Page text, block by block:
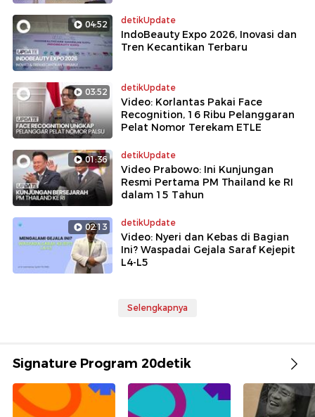
04:52 detikUpdate
IndoBeauty Expo 2026, Inovasi dan
Tren Kecantikan Terbaru
03:52 detikUpdate
Video: Korlantas Pakai Face
Recognition, 16 Ribu Pelanggaran
Pelat Nomor Terekam ETLE
01:36 detikUpdate
Video Prabowo: Ini Kunjungan
Resmi Pertama PM Thailand ke RI
dalam 15 Tahun
02:13 detikUpdate
Video: Nyeri dan Kebas di Bagian
Ini? Waspadai Gejala Saraf Kejepit
L4-L5
Selengkapnya
Signature Program 20detik